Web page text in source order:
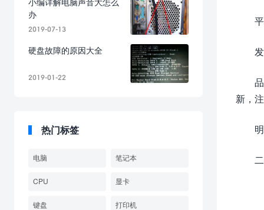
新，
小编详解电脑声音大怎么
办
2019-07-13
硬盘故障的原因大全
2019-01-22
热门标签
电脑 笔记本
CPU 显卡
键盘 打印机